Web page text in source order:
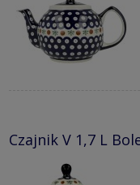
Czajnik V 1,7 L